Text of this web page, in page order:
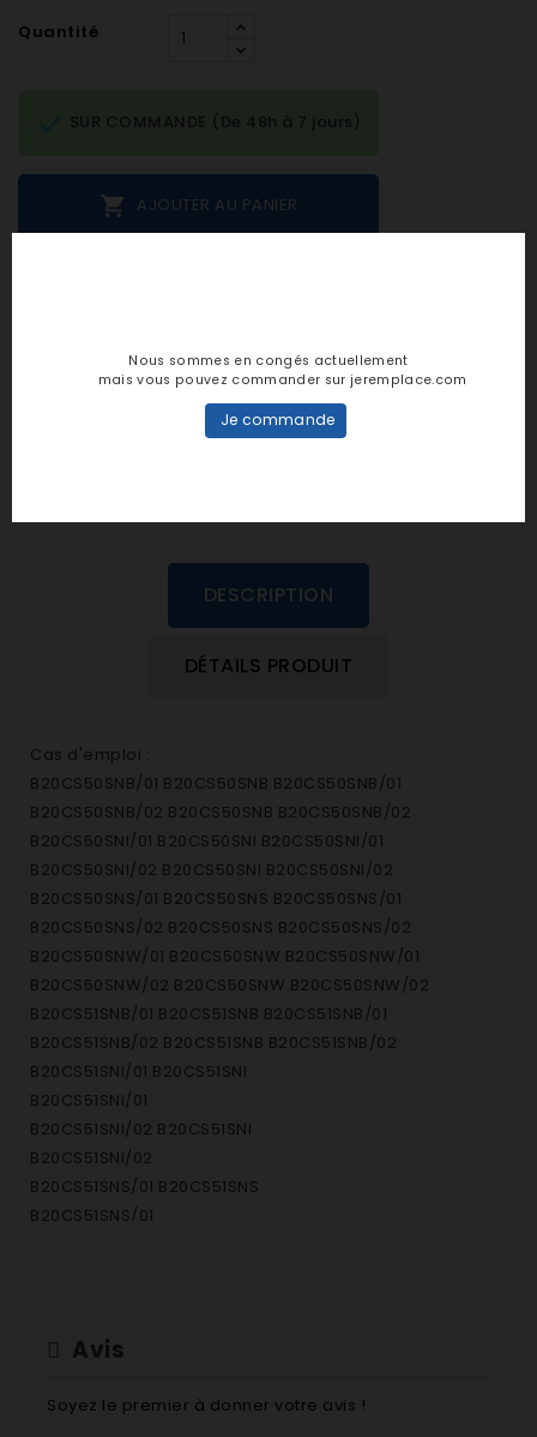
Quantité
 AJOUTER AU PANIER
SUR COMMANDE (De 48h à 7 jours)
personne n'a encore posté d'avis
DESCRIPTION
DÉTAILS PRODUIT
Cas d'emploi :
B20CS50SNB/01 B20CS50SNB B20CS50SNB/01
B20CS50SNB/02 B20CS50SNB B20CS50SNB/02
B20CS50SNI/01 B20CS50SNI B20CS50SNI/01
B20CS50SNI/02 B20CS50SNI B20CS50SNI/02
B20CS50SNS/01 B20CS50SNS B20CS50SNS/01
B20CS50SNS/02 B20CS50SNS B20CS50SNS/02
B20CS50SNW/01 B20CS50SNW B20CS50SNW/01
B20CS50SNW/02 B20CS50SNW B20CS50SNW/02
B20CS51SNB/01 B20CS51SNB B20CS51SNB/01
B20CS51SNB/02 B20CS51SNB B20CS51SNB/02
B20CS51SNI/01 B20CS51SNI
B20CS51SNI/01
B20CS51SNI/02 B20CS51SNI
B20CS51SNI/02
B20CS51SNS/01 B20CS51SNS
B20CS51SNS/01
B20CS51SNW/02 B20CS51SNW B20CS51SNW/02
B20CS80SNB/02 B20CS80SNB B20CS80SNB/02
Avis
Soyez le premier à donner votre avis !
Nous sommes en congés actuellement
mais vous pouvez commander sur jeremplace.com
Je commande